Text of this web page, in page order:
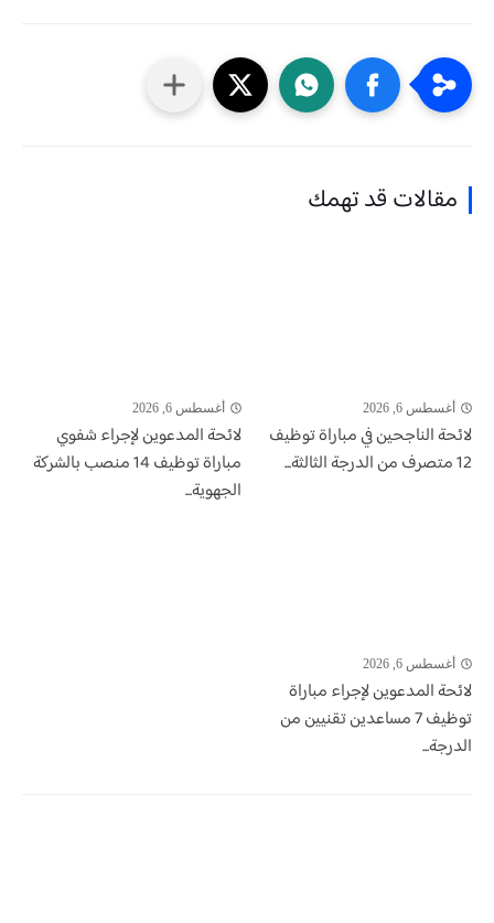
مقالات قد تهمك
أغسطس 6, 2026
لائحة الناجحين في مباراة توظيف
12 متصرف من الدرجة الثالثة...
أغسطس 6, 2026
لائحة المدعوين لإجراء شفوي
مباراة توظيف 14 منصب بالشركة
الجهوية...
أغسطس 6, 2026
لائحة المدعوين لإجراء مباراة
توظيف 7 مساعدين تقنيين من
الدرجة...